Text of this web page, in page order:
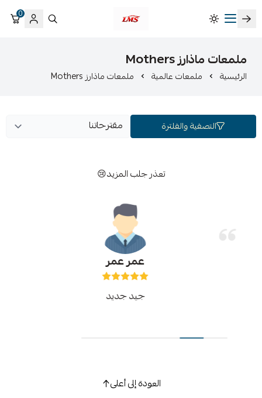
متجر لمسات الشرقية لزينة سيارات LMS
0
ملمعات ماذارز Mothers
الرئيسية ملمعات عالمية ملمعات ماذارز Mothers
التصفية والفلترة
تعذر جلب المزيد😢
عمر عمر
جيد جديد
العودة إلى أعلى